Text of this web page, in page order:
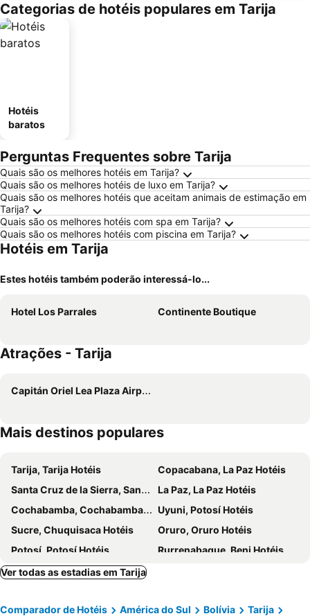
Categorias de hotéis populares em Tarija
Hotéis
baratos
Perguntas Frequentes sobre Tarija
Quais são os melhores hotéis em Tarija?
Quais são os melhores hotéis de luxo em Tarija?
Quais são os melhores hotéis que aceitam animais de estimação em
Tarija?
Quais são os melhores hotéis com spa em Tarija?
Quais são os melhores hotéis com piscina em Tarija?
Hotéis em Tarija
Estes hotéis também poderão interessá-lo...
Hotel Los Parrales Continente Boutique
Atrações - Tarija
Capitán Oriel Lea Plaza Airport
Mais destinos populares
Tarija, Tarija Hotéis
Copacabana, La Paz Hotéis
Santa Cruz de la Sierra, Santa Cruz Hotéis
La Paz, La Paz Hotéis
Cochabamba, Cochabamba Hotéis
Uyuni, Potosí Hotéis
Sucre, Chuquisaca Hotéis
Oruro, Oruro Hotéis
Potosí, Potosí Hotéis
Rurrenabaque, Beni Hotéis
Ver todas as estadias em Tarija
Comparador de Hotéis América do Sul Bolívia
Tarija